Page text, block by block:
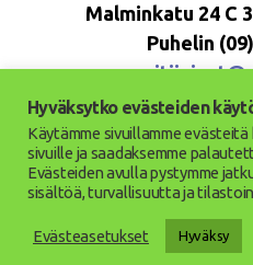
Malminkatu 24 C
Puhelin
© 2026 Positiiviset ry
Tietosuojaseloste
Hyväksytko evästeiden
Käytämme sivuillamme
sivuille ja saadaksemme
Evästeiden avulla pystymme
sisältöä, turvallisuutta ja
Evästeasetukset Hyväksy